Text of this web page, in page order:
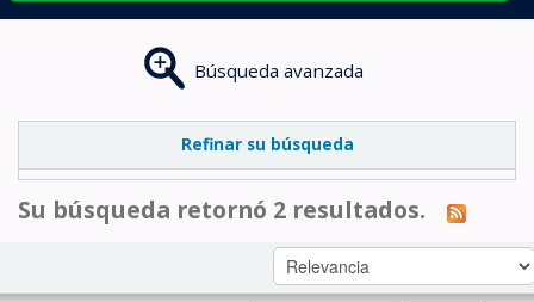
Búsqueda avanzada
Refinar su búsqueda
Su búsqueda retornó 2 resultados.